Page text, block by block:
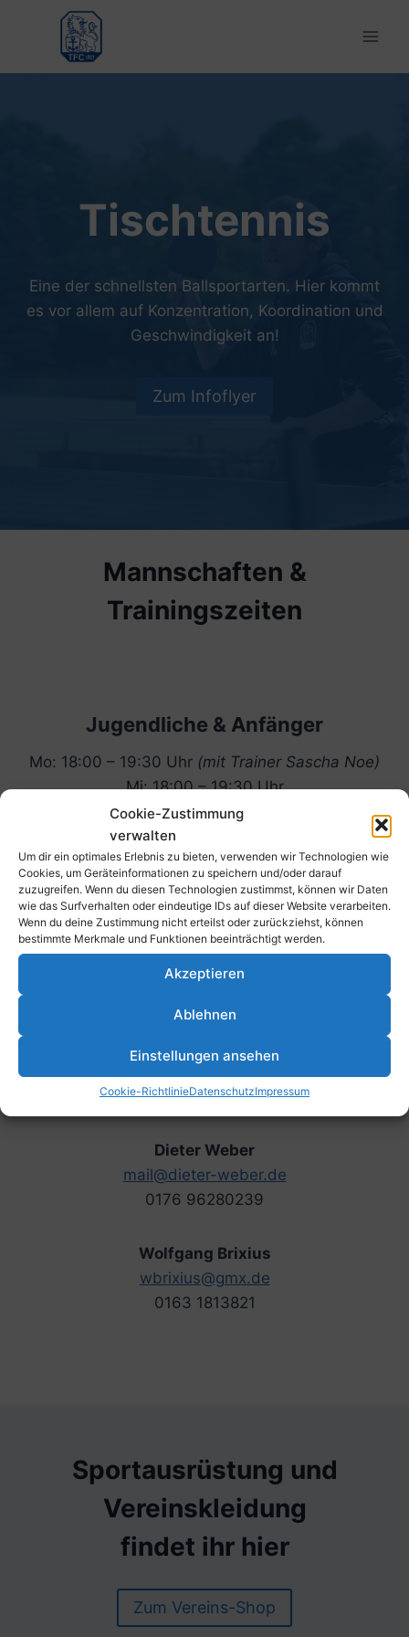
Cookie-Zustimmung
verwalten
Um dir ein optimales Erlebnis zu bieten, verwenden wir Technologien wie
Cookies, um Geräteinformationen zu speichern und/oder darauf
zuzugreifen. Wenn du diesen Technologien zustimmst, können wir Daten
wie das Surfverhalten oder eindeutige IDs auf dieser Website verarbeiten.
Wenn du deine Zustimmung nicht erteilst oder zurückziehst, können
bestimmte Merkmale und Funktionen beeinträchtigt werden.
Akzeptieren
Ablehnen
Einstellungen ansehen
Cookie-RichtlinieDatenschutzImpressum
springen
Tischtennis
Eine der schnellsten Ballsportarten. Hier kommt
es vor allem auf Konzentration, Koordination und
Geschwindigkeit an!
Zum Infoflyer
Mannschaften &
Trainingszeiten
Jugendliche & Anfänger
Mo: 18:00 – 19:30 Uhr (mit Trainer Sascha Noe)
Mi: 18:00 – 19:30 Uhr
Fr: Nach Absprache
Aktive
Mo: 19:00 – 22:00 Uhr(mit Trainer Sascha Noe)
Mi: 18:00 – 22:00 Uhr
Fr: Nach Absprache
Während der Schulferien und an Feiertagen findet
Trainer & Ansprechpartner
Dieter Weber
mail@dieter-weber.de
0176 96280239
Wolfgang Brixius
wbrixius@gmx.de
0163 1813821
Sportausrüstung und
Vereinskleidung
findet ihr hier
Zum Vereins-Shop